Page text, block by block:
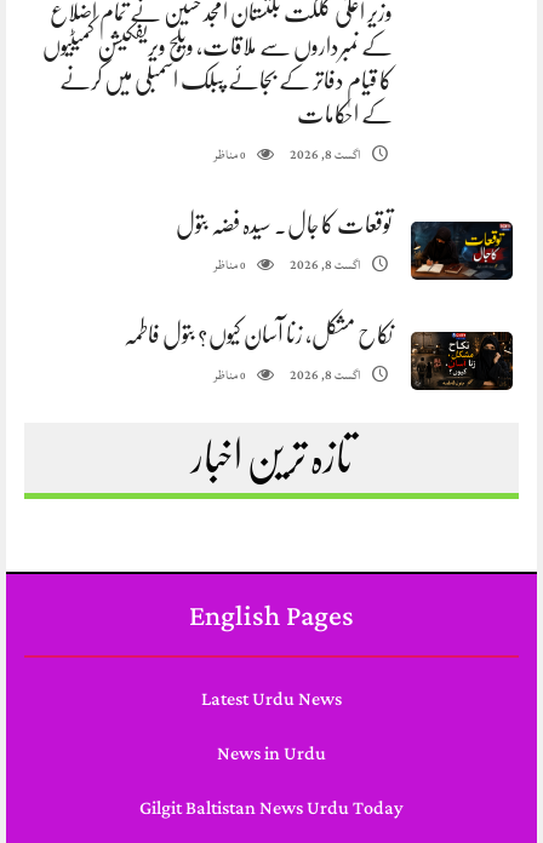
وزیر اعلیٰ گلگت بلتستان امجد حسین نے تمام اضلاع
کے نمبرداروں سے ملاقات، ویلج ویریفکیشن کمیٹیوں
کا قیام دفاتر کے بجائے پبلک اسمبلی میں کرنے
کے احکامات
اگست 8, 2026 0مناظر
توقعات کا جال. سیدہ فضہ بتول
اگست 8, 2026 0مناظر
نکاح مشکل، زنا آسان کیوں؟ بتول فاطمہ
اگست 8, 2026 0مناظر
تازہ ترین اخبار
English Pages
Latest Urdu News
News in Urdu
Gilgit Baltistan News Urdu Today